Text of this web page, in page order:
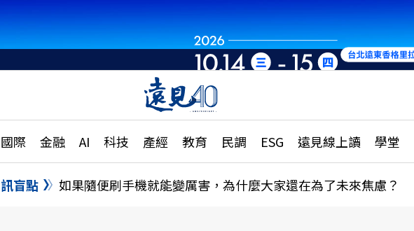
國際 金融 AI 科技 產經 教育 民調 ESG 遠見線上讀 學堂
話題
國際
特輯
大學升學、職涯攻略
縣市施政調查全解析
更多訂閱方案
盲點 如果隨便刷手機就能變厲害，為什麼大家還在為了未來焦慮？